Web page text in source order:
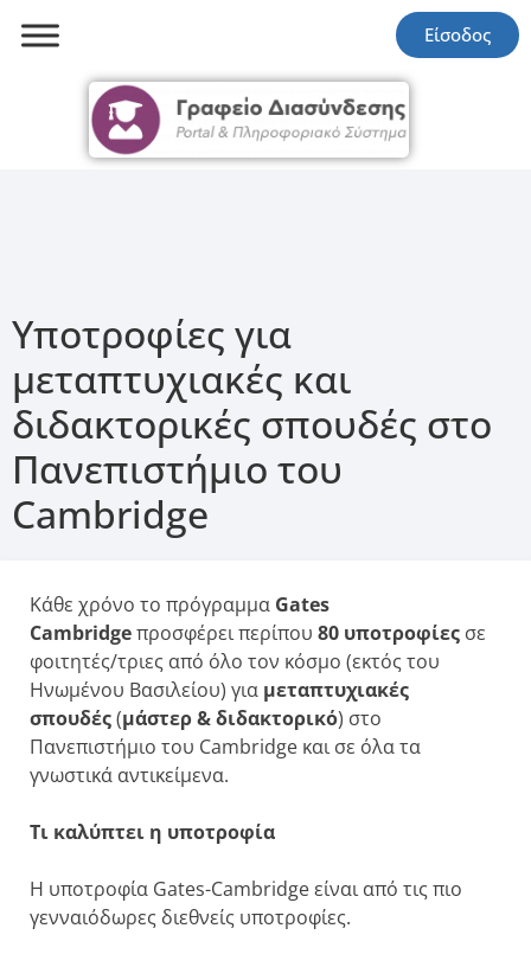
Είσοδος
Υποτροφίες για
μεταπτυχιακές και
διδακτορικές σπουδές στο
Πανεπιστήμιο του
Cambridge
Κάθε χρόνο το πρόγραμμα Gates
Cambridgeπροσφέρει περίπου 80 υποτροφίες σε
φοιτητές/τριες από όλο τον κόσμο (εκτός του
Ηνωμένου Βασιλείου) για μεταπτυχιακές
σπουδές(μάστερ & διδακτορικό) στο
Πανεπιστήμιο του Cambridge και σε όλα τα
γνωστικά αντικείμενα.
Τι καλύπτει η υποτροφία
H υποτροφία Gates-Cambridge είναι από τις πιο
γενναιόδωρες διεθνείς υποτροφίες.